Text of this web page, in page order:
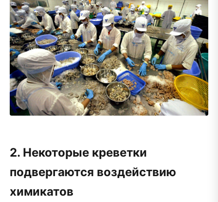
2. Некоторые креветки
подвергаются воздействию
химикатов